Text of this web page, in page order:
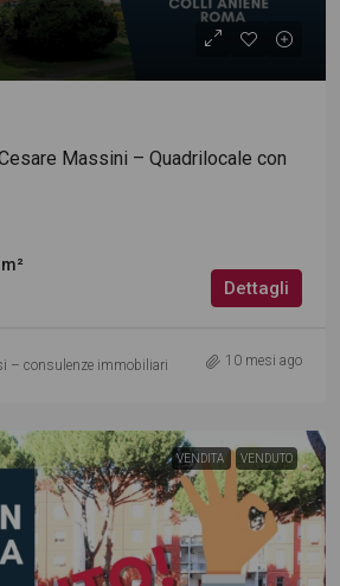
Massini – Quadrilocale con
m²
Dettagli
– consulenze immobiliari 10 mesi ago
VENDITA VENDUTO